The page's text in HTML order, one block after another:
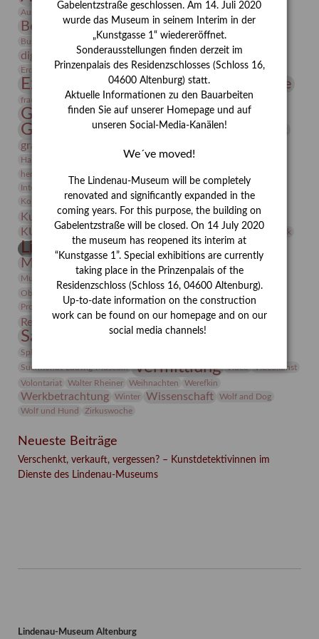
Ausstellung „Vier Winde“
Bauhaus
Bernhard August von Lindenau Bibliothek
Burg Posterstein Conrad Felixmüller Depot Der Blaue Reiter
digitallabor Entartete Kunst
Enteignung
Erdmann Julius Dietrich
Erlebnisportal estrusker Exlibris
Expressionismus Festrede Florenz Fotografie
frauen Frauen in der Antike und heute
Gerhard-Altenbourg-Preis
Gerhard Altenbourg
Gerhard Kurt Müller
grafische sammlung
Hanns-Conon von der Gabelentz Heinrich Kirchhoff
herman de vries
Integriertes Schädlingsmanagement
Jahresempfang
Kolosseum
Kooperationsausstellung Korkmodelle Kunst
Kunstmuseum Kunstvermittlung Kunst von Kühl
KUNSTWAND Kurs Künstler Künstlerin Lehmbruck
Lindenau-Museum
Museumsgeschichte
Museumspädagogik Mäzen Natur
Objekt im Fokus
Peter Schnürpel
Pohlhof
Provenienz
Provenienzforschung
Restaurierung Ruth Wolf-Rehfeld
Sammlung Samstagszeichner Skulptur
Sphinx
Suermondt-Ludwig-Museum
Vermittlung Video
Videokunst
Volontariat
Walter Rheiner Weihnachten Werefkin
Werkbetrachtung Winter Wissenschaft
Wolf and Dog
Wolf und Hund
Zirkuswoche
Neueste Beiträge
Verschenkt, verkauft, vergessen? – Kunstdetektivinnen im
Dienste des Lindenau-Museums
Lindenau-Museum Altenburg
Gabelentzstraße geschlossen. Am 14. Juli 2020
wurde das Museum in seinem Interim in der
„Kunstgasse 1“ wiedereröffnet.
Sonderausstellungen finden derzeit im
Prinzenpalais des Residenzschlosses (Schloss 16,
04600 Altenburg) statt.
Aktuelle Informationen zu den Bauarbeiten
finden Sie auf unserer Homepage und auf
unseren Social-Media-Kanälen!
We´ve moved!
The Lindenau-Museum will be completely
renovated and significantly expanded in the
coming years. For this purpose, the building on
Gabelentzstraße will be closed. On 14 July 2020
the museum has reopened its interim at
“Kunstgasse 1”. Special exhibitions are currently
taking place in the Prinzenpalais of the
Residenzschloss (Schloss 16, 04600 Altenburg).
Up-to-date information on the construction
work can be found on our homepage and on our
social media channels!